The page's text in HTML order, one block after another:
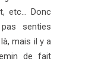
etc… Donc
senties
mais il y a
de fait